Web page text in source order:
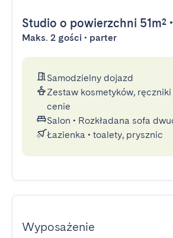
Studio o powierzchni 51m² •
Maks. 2 gości • parter
Samodzielny dojazd
Zestaw kosmetyków,
cenie
Salon • Rozkładana sofa
Łazienka • toalety, prysznic
Wyposażenie